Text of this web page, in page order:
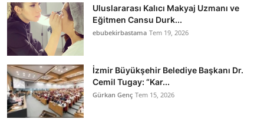
Uluslararası Kalıcı Makyaj Uzmanı ve
Eğitmen Cansu Durk...
ebubekirbastama Tem 19, 2026
İzmir Büyükşehir Belediye Başkanı Dr.
Cemil Tugay: “Kar...
Gürkan Genç Tem 15, 2026